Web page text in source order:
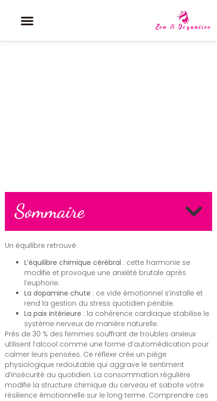
Sommaire
Un équilibre retrouvé
L’équilibre chimique cérébral : cette harmonie se
modifie et provoque une anxiété brutale après
l’euphorie.
La dopamine chute : ce vide émotionnel s’installe et
rend la gestion du stress quotidien pénible.
La paix intérieure : la cohérence cardiaque stabilise le
système nerveux de manière naturelle.
Près de 30 % des femmes souffrant de troubles anxieux
utilisent l’alcool comme une forme d’automédication pour
calmer leurs pensées. Ce réflexe crée un piège
physiologique redoutable qui aggrave le sentiment
d’insécurité au quotidien. La consommation régulière
modifie la structure chimique du cerveau et sabote votre
résilience émotionnelle sur le long terme. Comprendre ces